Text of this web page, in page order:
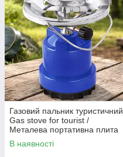
Газовий пальник туристичний
Gas stove for tourist /
Металева портативна плита
для кемпінгу
В наявності